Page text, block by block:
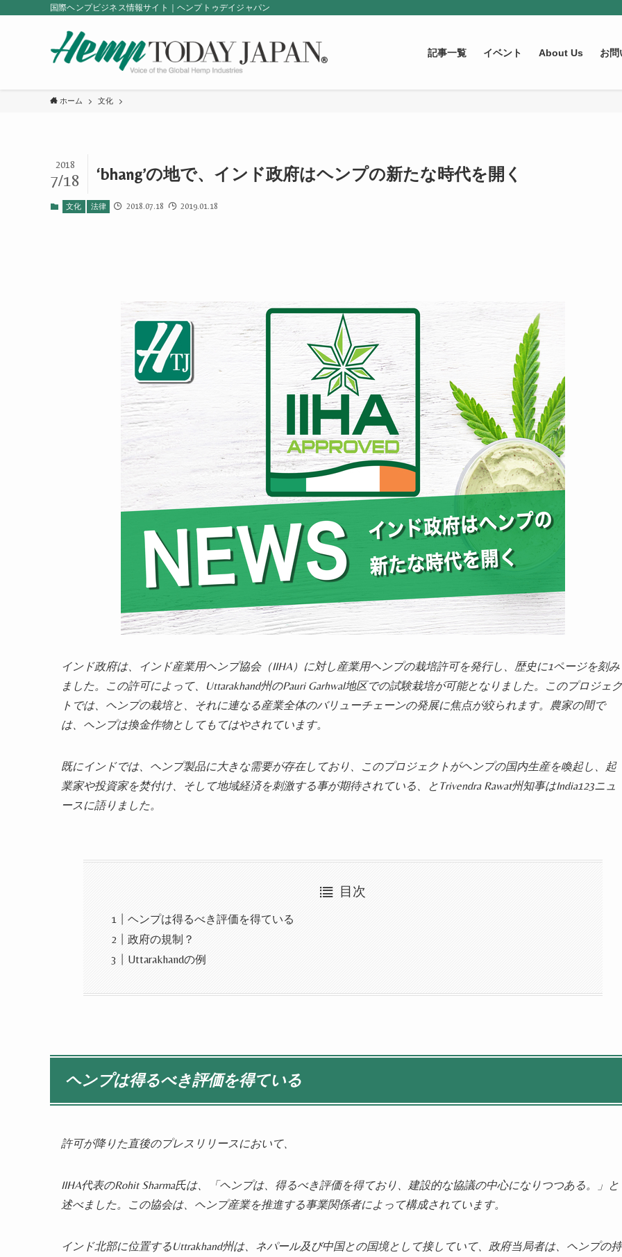
国際ヘンプビジネス情報サイト｜ヘンプトゥデイジャパン
記事一覧 イベント About Us お問
ホーム 文化
‘bhang’の地で、インド政府はヘンプの新たな時代を開く
2018
7/18
文化 法律 2018.07.18 2019.01.18
インド政府は、インド産業用ヘンプ協会（IIHA）に対し産業用ヘンプの栽培許可を発行し、歴史に1ページを刻み
ました。この許可によって、Uttarakhand州のPauri Garhwal地区での試験栽培が可能となりました。このプロジェク
トでは、ヘンプの栽培と、それに連なる産業全体のバリューチェーンの発展に焦点が絞られます。農家の間で
は、ヘンプは換金作物としてもてはやされています。
既にインドでは、ヘンプ製品に大きな需要が存在しており、このプロジェクトがヘンプの国内生産を喚起し、起
業家や投資家を焚付け、そして地域経済を刺激する事が期待されている、とTrivendra Rawat州知事はIndia123ニュ
ースに語りました。
目次
ヘンプは得るべき評価を得ている
政府の規制？
Uttarakhandの例
ヘンプは得るべき評価を得ている
許可が降りた直後のプレスリリースにおいて、
IIHA代表のRohit Sharma氏は、「ヘンプは、得るべき評価を得ており、建設的な協議の中心になりつつある。」と
述べました。この協会は、ヘンプ産業を推進する事業関係者によって構成されています。
インド北部に位置するUttrakhand州は、ネパール及び中国との国境として接していて、政府当局者は、ヘンプの持